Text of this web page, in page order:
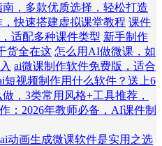
，多款优质选择，轻松打造
快速搭建虚拟课堂教程 课件
适配多种课件类型 新手制作
货全在这 怎么用AI做微课，如
ai微课制作软件免费版，适合
短视频制作用什么软件？送上6
，3类常用风格+工具推荐，
：2026年教师必备，AI课件制
动画生成微课软件是实用之选